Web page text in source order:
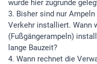
wurde hier zugrunde
3. Bisher sind nur
Verkehr installiert. Wann
(Fußgängerampeln)
lange Bauzeit?
4. Wann rechnet die